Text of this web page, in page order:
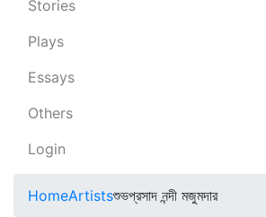
Stories
Plays
Essays
Others
Login
HomeArtistsশুভপ্রসাদ নন্দী মজুমদার